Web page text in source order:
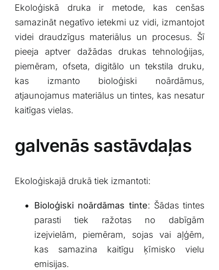
Ekoloģiskā druka ir metode,‌ kas⁢ cenšas
samazināt negatīvo ietekmi uz vidi, izmantojot
videi draudzīgus materiālus un ‍procesus. Šī
pieeja aptver dažādas drukas tehnoloģijas,
⁤piemēram, ofseta, digitālo un tekstila druku,
kas izmanto ‍bioloģiski noārdāmus,
atjaunojamus materiālus un tintes, kas ⁢nesatur
kaitīgas‍ vielas.
galvenās ‌sastāvdaļas
Ekoloģiskajā drukā‍ tiek izmantoti:
Bioloģiski⁣ noārdāmas tinte: Šādas tintes
parasti tiek ražotas no dabīgām
izejvielām, piemēram, sojas vai aļģēm,
kas ‍samazina kaitīgu ķīmisko vielu
emisijas.